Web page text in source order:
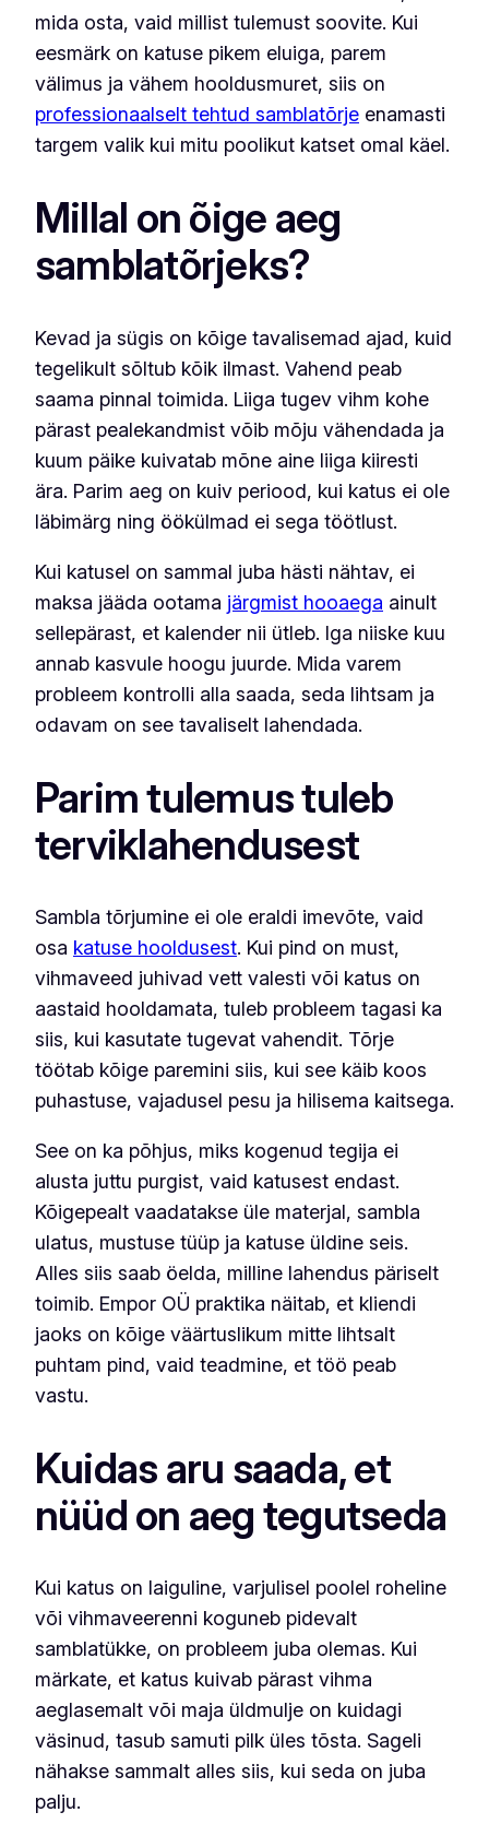
mida osta, vaid millist tulemust soovite. Kui
eesmärk on katuse pikem eluiga, parem
välimus ja vähem hooldusmuret, siis on
professionaalselt tehtud samblatõrje enamasti
targem valik kui mitu poolikut katset omal käel.
Millal on õige aeg
samblatõrjeks?
Kevad ja sügis on kõige tavalisemad ajad, kuid
tegelikult sõltub kõik ilmast. Vahend peab
saama pinnal toimida. Liiga tugev vihm kohe
pärast pealekandmist võib mõju vähendada ja
kuum päike kuivatab mõne aine liiga kiiresti
ära. Parim aeg on kuiv periood, kui katus ei ole
läbimärg ning öökülmad ei sega töötlust.
Kui katusel on sammal juba hästi nähtav, ei
maksa jääda ootama järgmist hooaega ainult
sellepärast, et kalender nii ütleb. Iga niiske kuu
annab kasvule hoogu juurde. Mida varem
probleem kontrolli alla saada, seda lihtsam ja
odavam on see tavaliselt lahendada.
Parim tulemus tuleb
terviklahendusest
Sambla tõrjumine ei ole eraldi imevõte, vaid
osa katuse hooldusest. Kui pind on must,
vihmaveed juhivad vett valesti või katus on
aastaid hooldamata, tuleb probleem tagasi ka
siis, kui kasutate tugevat vahendit. Tõrje
töötab kõige paremini siis, kui see käib koos
puhastuse, vajadusel pesu ja hilisema kaitsega.
See on ka põhjus, miks kogenud tegija ei
alusta juttu purgist, vaid katusest endast.
Kõigepealt vaadatakse üle materjal, sambla
ulatus, mustuse tüüp ja katuse üldine seis.
Alles siis saab öelda, milline lahendus päriselt
toimib. Empor OÜ praktika näitab, et kliendi
jaoks on kõige väärtuslikum mitte lihtsalt
puhtam pind, vaid teadmine, et töö peab
vastu.
Kuidas aru saada, et
nüüd on aeg tegutseda
Kui katus on laiguline, varjulisel poolel roheline
või vihmaveerenni koguneb pidevalt
samblatükke, on probleem juba olemas. Kui
märkate, et katus kuivab pärast vihma
aeglasemalt või maja üldmulje on kuidagi
väsinud, tasub samuti pilk üles tõsta. Sageli
nähakse sammalt alles siis, kui seda on juba
palju.